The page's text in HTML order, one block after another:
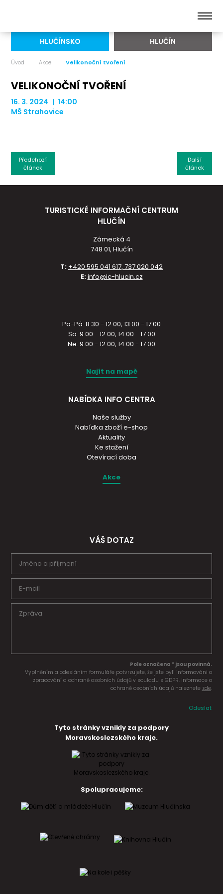
HLUČÍNSKO HLUČÍN
Úvod Akce Velikonoční tvoření
VELIKONOČNÍ TVOŘENÍ
16. 3. 2024 | 14:00
MŠ Strahovice
Další
článek
Předchozí
článek
TURISTICKÉ INFORMAČNÍ CENTRUM
HLUČÍN
Zámecká 4
748 01, Hlučín
T: +420 595 041 617, 737 020 042
E:info@ic-hlucin.cz
Po-Pá: 8:30 - 12:00, 13:00 - 17:00
So: 9:00 - 12:00, 14:00 - 17:00
Ne: 9:00 - 12:00, 14:00 - 17:00
Najít na mapě
NABÍDKA INFO CENTRA
Naše služby
Nabídka zboží e-shop
Aktuality
Ke stažení
Otevírací doba
Akce
VÁŠ DOTAZ
Pole označena * jsou povinná.
Vyplněním a odesláním formuláře potvrzujete, že jste byli informováni o
zpracování a ochraně osobních údajů v souladu s GDPR. Informace o
ochraně osobních údajů naleznete zde.
Odeslat
Tyto stránky vznikly za podpory
Moravskoslezského kraje.
Spolupracujeme: